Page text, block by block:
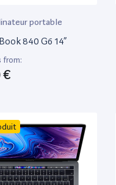
portable
840 G6 14”
from:
€